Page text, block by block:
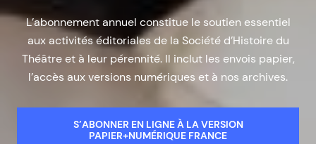
L’abonnement annuel constitue le soutien essentiel
aux activités éditoriales de la Société d’Histoire du
Théâtre et à leur pérennité. Il inclut les envois papier,
l’accès aux versions numériques et à nos archives.
S’ABONNER EN LIGNE À LA VERSION
PAPIER+NUMÉRIQUE FRANCE